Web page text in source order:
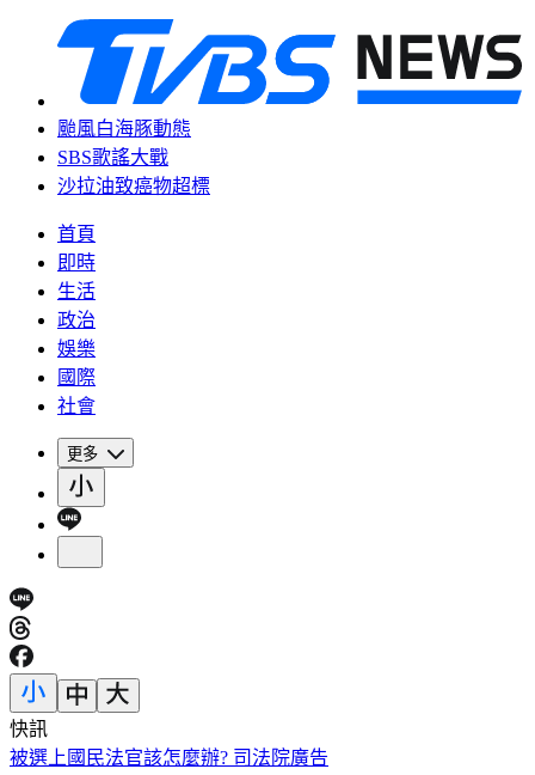
颱風白海豚動態
SBS歌謠大戰
沙拉油致癌物超標
首頁
即時
生活
政治
娛樂
國際
社會
更多
快訊
下週一颱風假？白海豚路徑更偏南了 1縣市恐陸警